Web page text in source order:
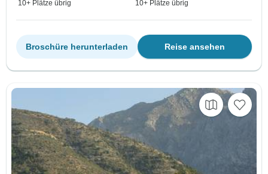
10+ Plätze übrig 10+ Plätze übrig
Reise ansehen
Broschüre herunterladen